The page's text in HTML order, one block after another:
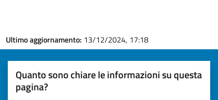
Ultimo aggiornamento: 13/12/2024, 17:18
Quanto sono chiare le informazioni su questa
pagina?